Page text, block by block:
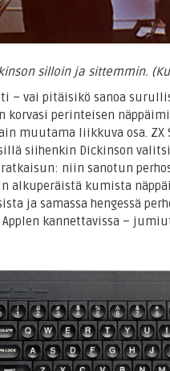
silloin ja sittemmin.
– vai pitäisikö sanoa
korvasi perinteisen
muutama liikkuva osa.
siihenkin Dickinson
niin sanotun
alkuperäistä kumista
ja samassa hengessä
kannettavissa –